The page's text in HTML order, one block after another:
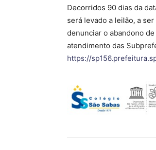
Decorridos 90 dias da
será levado a leilão, a
denunciar o abandono
atendimento das
https://